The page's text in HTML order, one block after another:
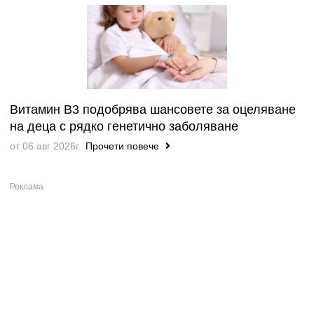
Витамин B3 подобрява шансовете за оцеляване
на деца с рядко генетично заболяване
от 06 авг 2026г. Прочети повече